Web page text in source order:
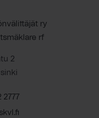
ry
rf
2
2777